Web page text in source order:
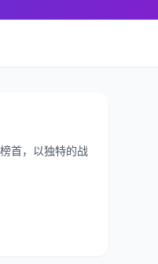
首，以独特的战